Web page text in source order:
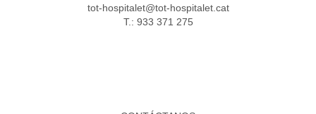
tot-hospitalet@tot-hospitalet.cat
T.: 933 371 275